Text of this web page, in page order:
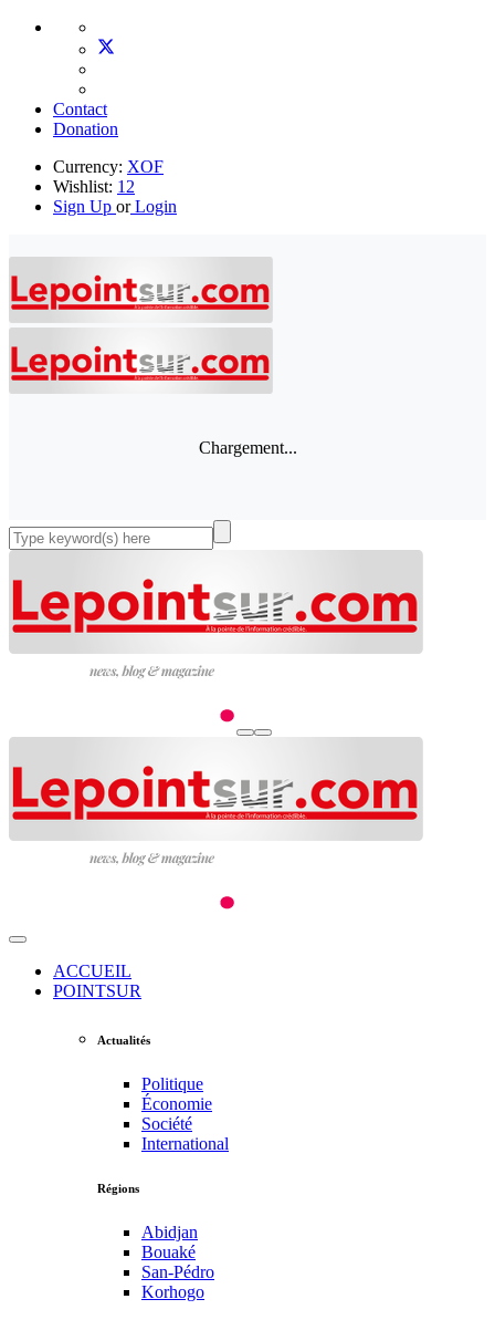
Contact
Donation
Currency: XOF
Wishlist: 12
Sign Up orLogin
Chargement...
ACCUEIL
POINTSUR
Actualités
Politique
Économie
Société
International
Régions
Abidjan
Bouaké
San-Pédro
Korhogo